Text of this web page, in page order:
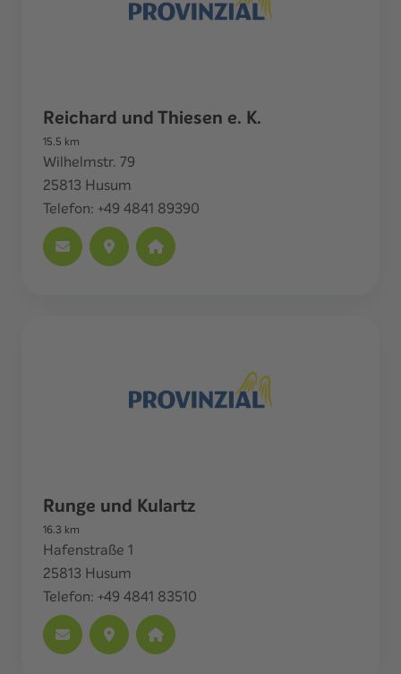
Reichard und Thiesen e. K.
15.5 km
Wilhelmstr. 79
25813 Husum
Telefon: +49 4841 89390
Runge und Kulartz
16.3 km
Hafenstraße 1
25813 Husum
Telefon: +49 4841 83510